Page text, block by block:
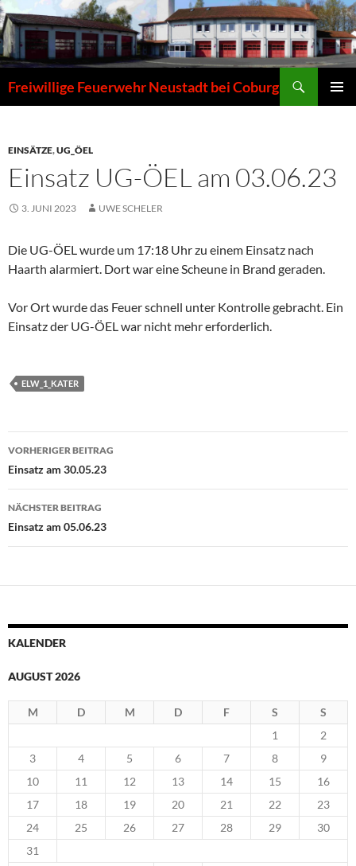
Zum
Inhalt
springen
Freiwillige Feuerwehr Neustadt bei Coburg
EINSÄTZE,UG_ÖEL
Einsatz UG-ÖEL am 03.06.23
3. JUNI 2023 UWE SCHELER
Die UG-ÖEL wurde um 17:18 Uhr zu einem Einsatz nach
Haarth alarmiert. Dort war eine Scheune in Brand geraden.
Vor Ort wurde das Feuer schnell unter Kontrolle gebracht. Ein
Einsatz der UG-ÖEL war nicht mehr erforderlich.
ELW_1_KATER
Beitragsnavigation
VORHERIGER BEITRAG
Einsatz am 30.05.23
NÄCHSTER BEITRAG
Einsatz am 05.06.23
KALENDER
AUGUST 2026
M D M D F S S
1
2
3
4 5 6 7 8
9
10
11 12 13 14 15
16
17
18 19 20 21 22
23
24
25 26 27 28 29
30
31